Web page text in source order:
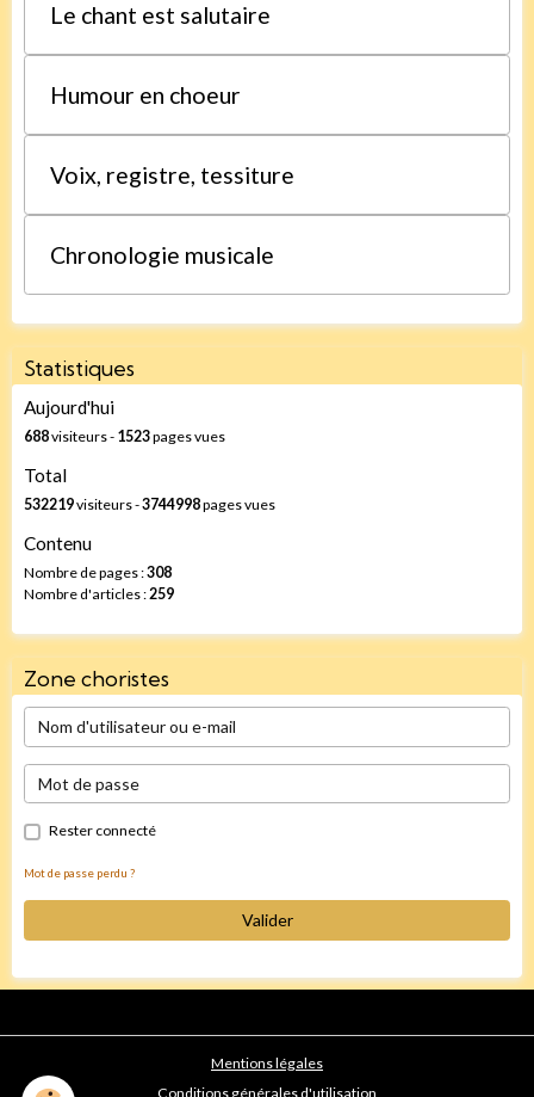
Le chant est salutaire
Humour en choeur
Voix, registre, tessiture
Chronologie musicale
Statistiques
Aujourd'hui
688visiteurs - 1523pages vues
Total
532219visiteurs -3744998pages vues
Contenu
Nombre de pages :308
Nombre d'articles :259
Zone choristes
Rester connecté
Mot de passe perdu ?
Valider
Mentions légales
Conditions générales d'utilisation